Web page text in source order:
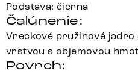
Podstava: čierna
Čalúnenie:
Vreckové pružinové jadro
vrstvou s objemovou
Povrch: